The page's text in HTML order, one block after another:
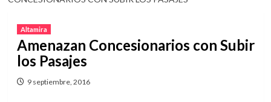
Altamira
Amenazan Concesionarios con Subir
los Pasajes
9 septiembre, 2016